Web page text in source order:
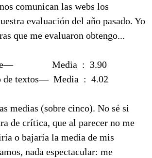
comunican las webs los
evaluación del año pasado. Yo
que me evaluaron obtengo...
Media : 3.90
de textos— Media : 4.02
medias (sobre cinco). No sé si
de crítica, que al parecer no me
o bajaría la media de mis
nada espectacular: me